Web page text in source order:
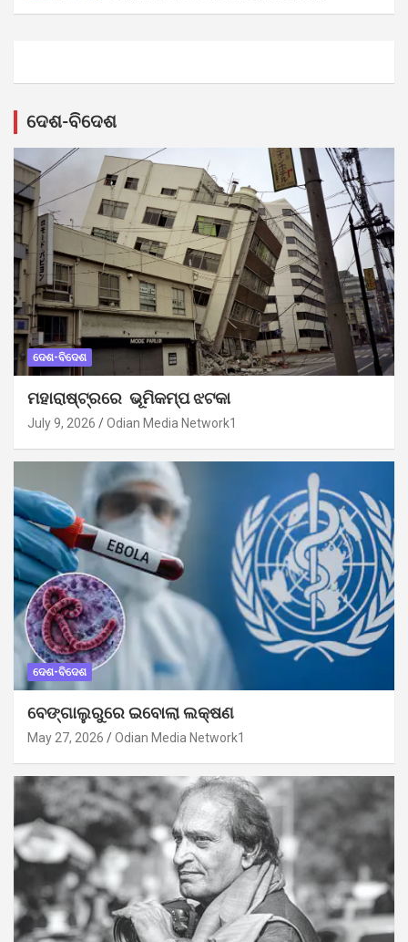
ଦେଶ-ବିଦେଶ
ଦେଶ-ବିଦେଶ
ମହାରାଷ୍ଟ୍ରରେ ଭୂମିକମ୍ପ ଝଟକା
July 9, 2026 Odian Media Network1
ଦେଶ-ବିଦେଶ
ବେଙ୍ଗାଲୁରୁରେ ଇବୋଲା ଲକ୍ଷଣ
May 27, 2026 Odian Media Network1